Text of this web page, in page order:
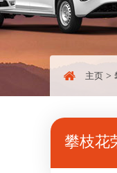
主页 >
攀枝花